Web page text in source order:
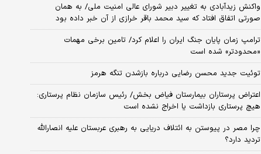
واکنش زیدآبادی به تغییر دبیر شورای عالی امنیت ملی/ به همان
صورتی اتفاق افتاد که سید محمد باقر خرازی از آن خبر داده بود
ترامپ زمان پایان جنگ ایران را اعلام کرد/ تامین برخی مهمات
«محدودتر» شده است
توئیت جدید محسن رضایی درباره بازشدن تنگه هرمز
اعتراض پرستاران بیمارستان فیاض بخش/ رئیس سازمان نظام پرستاری:
هیچ پرستاری بازداشت یا اخراج نشده است
چرا مصر در پیوستن به ائتلاف دریایی به رهبری عربستان علیه انصارالله
تردید دارد؟